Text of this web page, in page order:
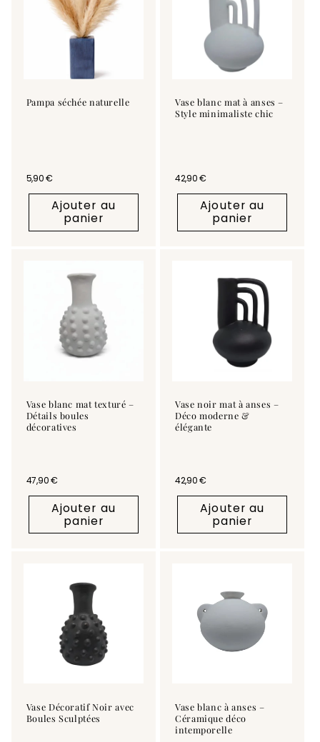
Pampa séchée naturelle
Prix habituel
5,90 €
Ajouter au
panier
Vase blanc mat à anses –
Style minimaliste chic
Prix habituel
42,90 €
Ajouter au
panier
Vase blanc mat texturé –
Détails boules
décoratives
Prix habituel
47,90 €
Ajouter au
panier
Vase noir mat à anses –
Déco moderne &
élégante
Prix habituel
42,90 €
Ajouter au
panier
Vase Décoratif Noir avec
Boules Sculptées
Vase blanc à anses –
Céramique déco
intemporelle